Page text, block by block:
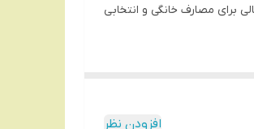
برای مصارف خانگی و انتخابی
افزودن نظر